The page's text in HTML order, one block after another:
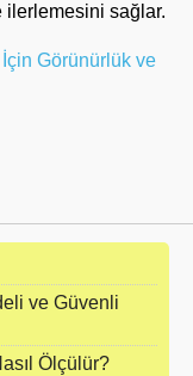
ilerlemesini sağlar.
Görünürlük ve
ve Güvenli
Ölçülür?